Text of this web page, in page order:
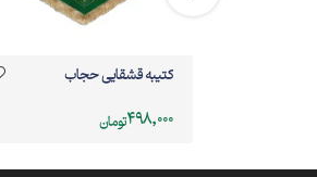
کتیبه قشقایی حجاب
498,000تومان